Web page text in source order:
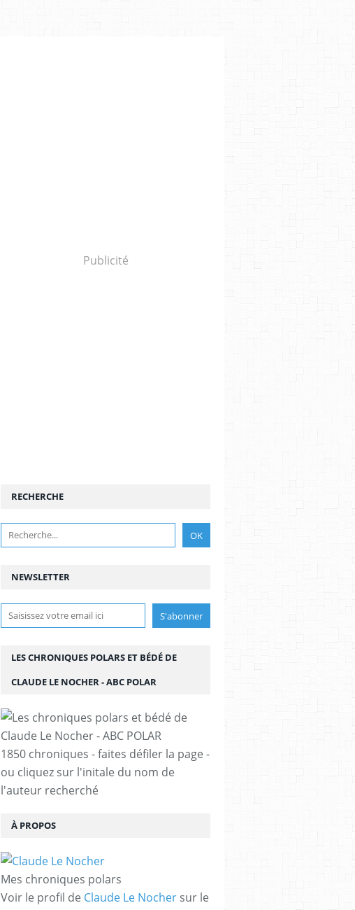
Publicité
NEWSLETTER
RECHERCHE
LES CHRONIQUES POLARS ET BÉDÉ DE
CLAUDE LE NOCHER - ABC POLAR
1850 chroniques - faites défiler la page -
ou cliquez sur l'initale du nom de
l'auteur recherché
À PROPOS
Mes chroniques polars
Voir le profil de Claude Le Nocher sur le